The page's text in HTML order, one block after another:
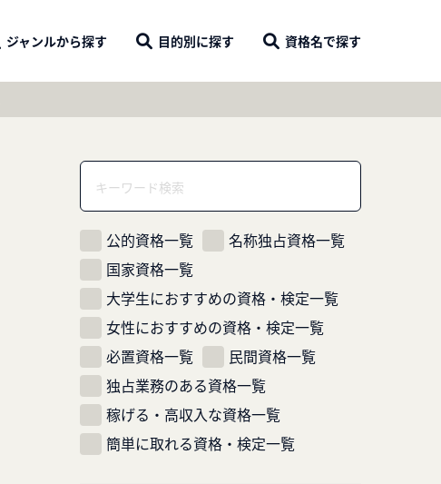
ジャンルから探す 目的別に探す 資格名で探す
公的資格一覧
名称独占資格一覧
国家資格一覧
大学生におすすめの資格・検定一覧
女性におすすめの資格・検定一覧
必置資格一覧
民間資格一覧
独占業務のある資格一覧
稼げる・高収入な資格一覧
簡単に取れる資格・検定一覧